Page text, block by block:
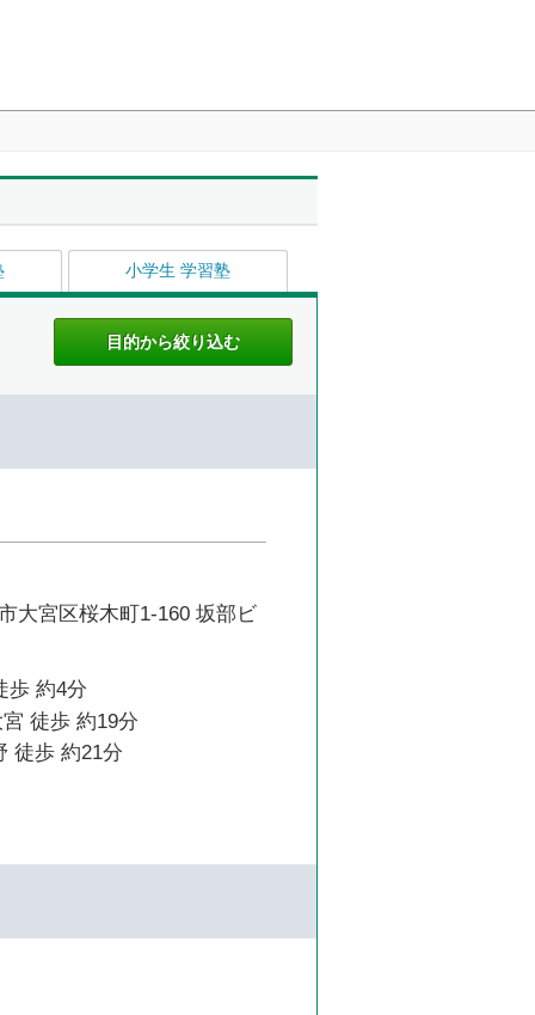
小学生 学習塾
大宮区桜木町1-160 坂部ビ
歩 約4分
徒歩 約19分
徒歩 約21分